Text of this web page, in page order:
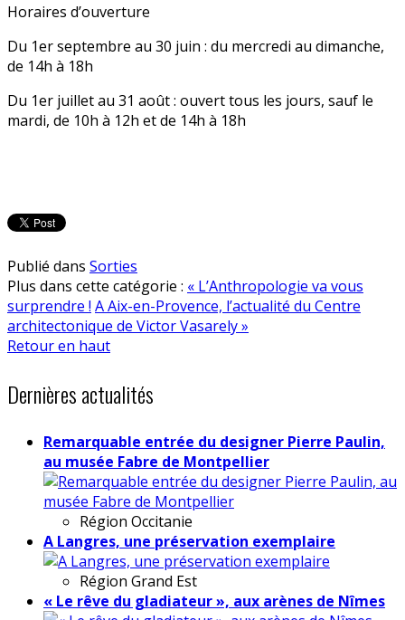
Horaires d’ouverture
Du 1er septembre au 30 juin : du mercredi au dimanche,
de 14h à 18h
Du 1er juillet au 31 août : ouvert tous les jours, sauf le
mardi, de 10h à 12h et de 14h à 18h
Publié dans Sorties
Plus dans cette catégorie : « L’Anthropologie va vous
surprendre ! A Aix-en-Provence, l’actualité du Centre
architectonique de Victor Vasarely »
Retour en haut
Dernières actualités
Remarquable entrée du designer Pierre Paulin,
au musée Fabre de Montpellier
Région Occitanie
A Langres, une préservation exemplaire
Région Grand Est
« Le rêve du gladiateur », aux arènes de Nîmes